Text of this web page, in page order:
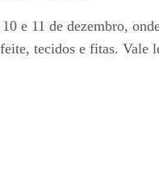
e 11 de dezembro,
tecidos e fitas. Vale